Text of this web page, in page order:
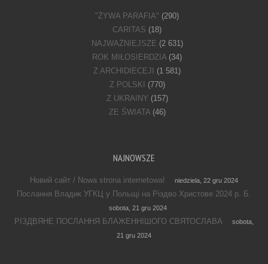
"ŻYWA PARAFIA" (290)
CARITAS (18)
NAJWAŻNIEJSZE (2 631)
ROK MIŁOSIERDZIA (34)
Z ARCHIDIECEJI (1 581)
Z POLSKI (770)
Z UKRAINY (157)
ZE ŚWIATA(46)
NAJNOWSZE
Новий сайт / Nowa strona internetowa! niedziela, 22 gru 2024
Послання Владик УГКЦ у Польщі на Різдво Христове 2024 р. Б.
sobota, 21 gru 2024
РІЗДВЯНЕ ПОСЛАННЯ БЛАЖЕННІШОГО СВЯТОСЛАВА
sobota,
21 gru 2024